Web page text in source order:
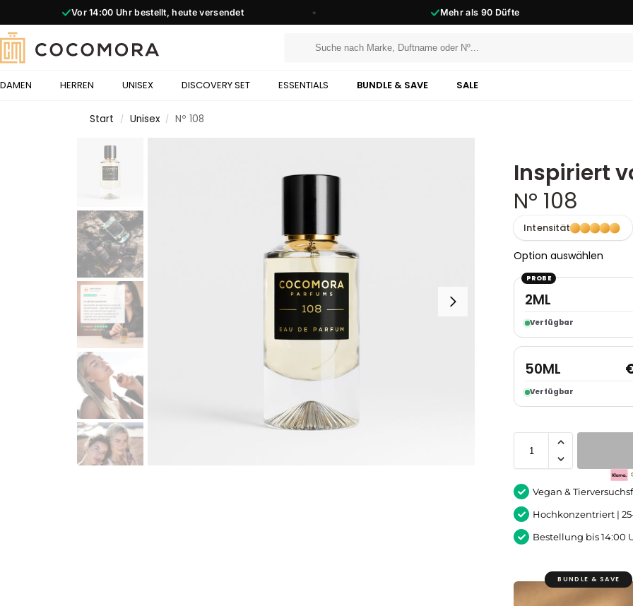
Mehr als90 Düfte ◆ 2000+reviews
DAMEN HERREN UNISEX DISCOVERY SET ESSENTIALS BUNDLE & SAVE SALE
Start / Unisex / Nº 108
Inspiriert
Nº 108
Intensität
Option auswählen
PROBE
2ML
Verfügbar
50ML
Verfügbar
Vegan &
Hochkonzentriert |
Bestellung bis 14:00
BUNDLE & SAVE